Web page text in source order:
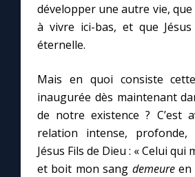
développer une autre vie, que
à vivre ici-bas, et que
éternelle.
Mais en quoi consiste
inaugurée dès maintenant
de notre existence ? C’est
relation intense, profonde,
Jésus Fils de Dieu : « Celui qui
et boit mon sang demeureen